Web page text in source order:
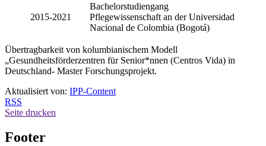
2015-2021
Bachelorstudiengang
Pflegewissenschaft an der Universidad
Nacional de Colombia (Bogotá)
Übertragbarkeit von kolumbianischem Modell
„Gesundheitsförderzentren für Senior*nnen (Centros Vida) in
Deutschland- Master Forschungsprojekt.
Aktualisiert von: IPP-Content
RSS
Seite drucken
Footer